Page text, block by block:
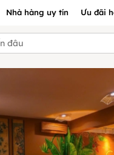
Nhà hàng uy tín Ưu đãi